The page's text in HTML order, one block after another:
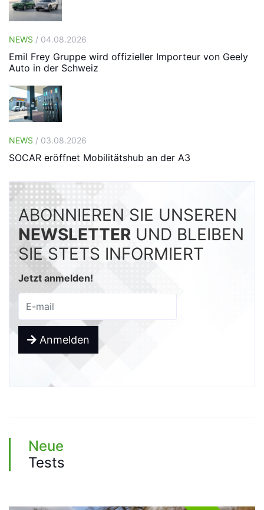
NEWS / 04.08.2026
Emil Frey Gruppe wird offizieller Importeur von Geely
Auto in der Schweiz
NEWS / 03.08.2026
SOCAR eröffnet Mobilitätshub an der A3
ABONNIEREN SIE UNSEREN
NEWSLETTER UND BLEIBEN
SIE STETS INFORMIERT
Jetzt anmelden!
Anmelden
Neue
Tests